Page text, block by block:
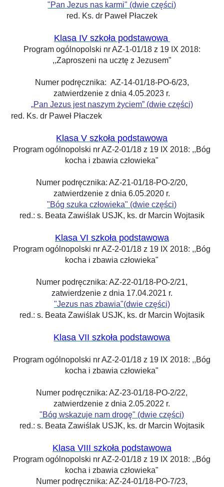
"Pan Jezus nas karmi" (dwie części)
red. Ks. dr Paweł Płaczek
Klasa IV szkoła podstawowa
Program ogólnopolski nr AZ-1-01/18 z 19 IX 2018:
,,Zaproszeni na ucztę z Jezusem"
Numer podręcznika: AZ-14-01/18-PO-6/23,
zatwierdzenie z dnia 4.05.2023 r.
„Pan Jezus jest naszym życiem” (dwie części)
red. Ks. dr Paweł Płaczek
Klasa V szkoła podstawowa
Program ogólnopolski nr AZ-2-01/18 z 19 IX 2018: ,,Bóg
kocha i zbawia człowieka"
Numer podręcznika: AZ-21-01/18-PO-2/20,
zatwierdzenie z dnia 6.05.2020 r.
"Bóg szuka człowieka" (dwie części)
red.: s. Beata Zawiślak USJK, ks. dr Marcin Wojtasik
Klasa VI szkoła podstawowa
Program ogólnopolski nr AZ-2-01/18 z 19 IX 2018: ,,Bóg
kocha i zbawia człowieka"
Numer podręcznika: AZ-22-01/18-PO-2/21,
zatwierdzeniez dnia 17.04.2021 r.
"Jezus nas zbawia"(dwie części)
red.: s. Beata Zawiślak USJK, ks. dr Marcin Wojtasik
Klasa VII szkoła podstawowa
Program ogólnopolski nr AZ-2-01/18 z 19 IX 2018: ,,Bóg
kocha i zbawia człowieka"
Numer podręcznika: AZ-23-01/18-PO-2/22,
zatwierdzenie z dnia 2.05.2022 r.
"Bóg wskazuje nam drogę" (dwie części)
red.: s. Beata Zawiślak USJK, ks. dr Marcin Wojtasik
Klasa VIII szkoła podstawowa
Program ogólnopolski nr AZ-2-01/18 z 19 IX 2018: ,,Bóg
kocha i zbawia człowieka"
Numer podręcznika: AZ-24-01/18-PO-7/23,